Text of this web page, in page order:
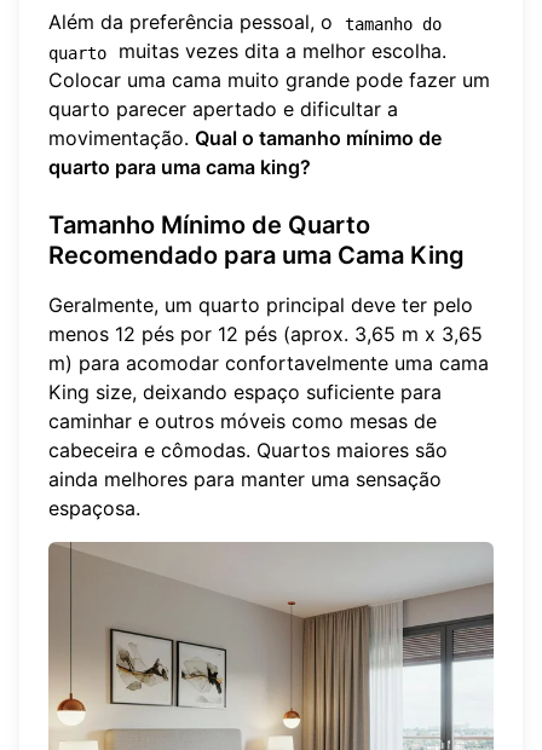
Além da preferência pessoal, o
tamanho do
quarto
muitas vezes dita a melhor escolha.
Colocar uma cama muito grande pode fazer um
quarto parecer apertado e dificultar a
movimentação. Qual o tamanho mínimo de
quarto para uma cama king?
Tamanho Mínimo de Quarto
Recomendado para uma Cama King
Geralmente, um quarto principal deve ter pelo
menos 12 pés por 12 pés (aprox. 3,65 m x 3,65
m) para acomodar confortavelmente uma cama
King size, deixando espaço suficiente para
caminhar e outros móveis como mesas de
cabeceira e cômodas. Quartos maiores são
ainda melhores para manter uma sensação
espaçosa.